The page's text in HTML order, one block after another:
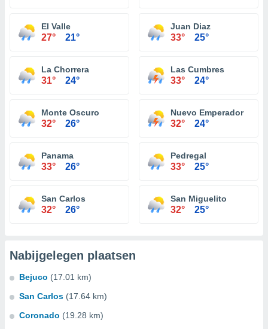
El Valle
27° 21°
Juan Diaz
33° 25°
La Chorrera
31° 24°
Las Cumbres
33° 24°
Monte Oscuro
32° 26°
Nuevo Emperador
32° 24°
Panama
33° 26°
Pedregal
33° 25°
San Carlos
32° 26°
San Miguelito
32° 25°
Nabijgelegen plaatsen
Bejuco (17.01 km)
San Carlos (17.64 km)
Coronado (19.28 km)